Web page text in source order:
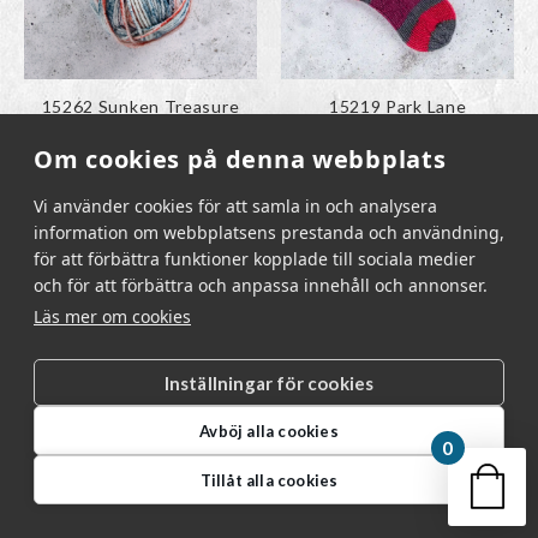
Om cookies på denna webbplats
Vi använder cookies för att samla in och analysera
information om webbplatsens prestanda och användning,
för att förbättra funktioner kopplade till sociala medier
och för att förbättra och anpassa innehåll och annonser.
Läs mer om cookies
Inställningar för cookies
Avböj alla cookies
Tillåt alla cookies
Färgen har lagts till i
Järbo Raggi | 15262 Sunken Treasure mängd
- +
15262 Sunken Treasure
Köp89kr
Slut i lager
Färgen har lagts till i
Järbo Raggi |
-
15219 Park Lane
Köp89kr
10 i lager
Din
0